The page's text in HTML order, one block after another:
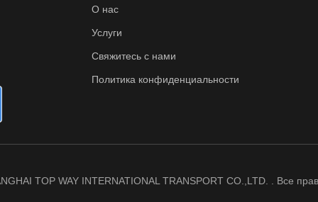
О нас
Услуги
Свяжитесь с нами
Политика конфиденциальности
TOP WAY INTERNATIONAL TRANSPORT CO.,LTD. . Все